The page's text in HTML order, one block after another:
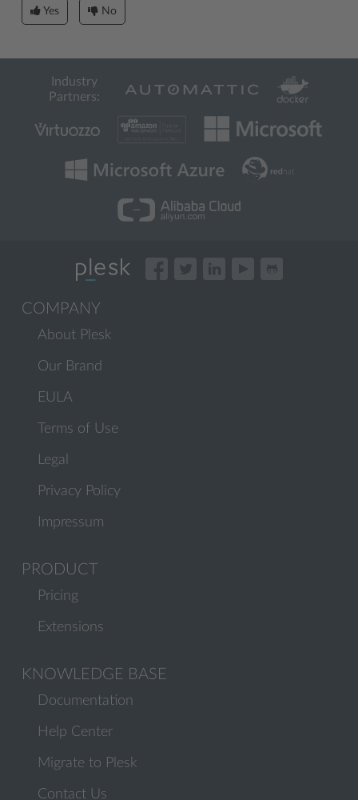
Yes No
Industry
Partners:
COMPANY
About Plesk
Our Brand
EULA
Terms of Use
Legal
Privacy Policy
Impressum
PRODUCT
Pricing
Extensions
KNOWLEDGE BASE
Documentation
Help Center
Migrate to Plesk
Contact Us